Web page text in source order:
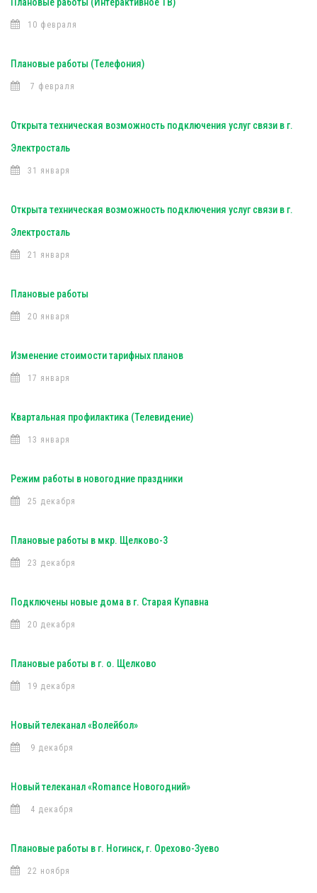
10 февраля
Плановые работы (Телефония)
7 февраля
Открыта техническая возможность подключения услуг связи в г.
Электросталь
31 января
Открыта техническая возможность подключения услуг связи в г.
Электросталь
21 января
Плановые работы
20 января
Изменение стоимости тарифных планов
17 января
Квартальная профилактика (Телевидение)
13 января
Режим работы в новогодние праздники
25 декабря
Плановые работы в мкр. Щелково-3
23 декабря
Подключены новые дома в г. Старая Купавна
20 декабря
Плановые работы в г. о. Щелково
19 декабря
Новый телеканал «Волейбол»
9 декабря
Новый телеканал «Romance Новогодний»
4 декабря
Плановые работы в г. Ногинск, г. Орехово-Зуево
22 ноября